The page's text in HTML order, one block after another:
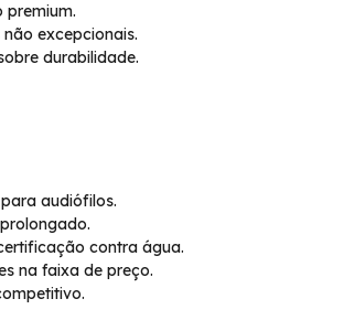
excepcionais.
durabilidade.
audiófilos.
contra água.
na faixa de preço.